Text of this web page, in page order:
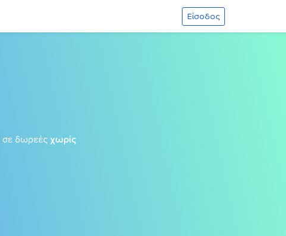
Είσοδος
σε δωρεές χωρίς